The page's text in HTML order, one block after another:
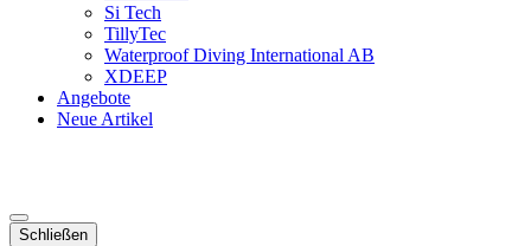
Si Tech
TillyTec
Waterproof Diving International AB
XDEEP
Angebote
Neue Artikel
Schließen